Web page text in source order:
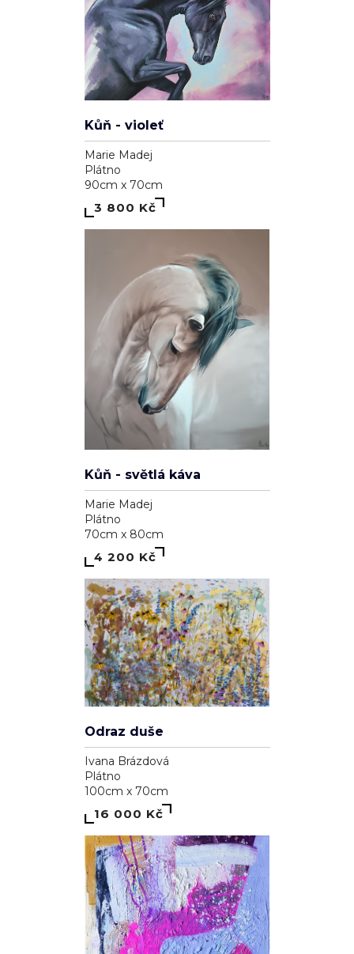
Marie Madej
Plátno
90cm x 70cm
3 800 Kč
Marie Madej
Plátno
70cm x 80cm
4 200 Kč
Ivana Brázdová
Plátno
100cm x 70cm
16 000 Kč